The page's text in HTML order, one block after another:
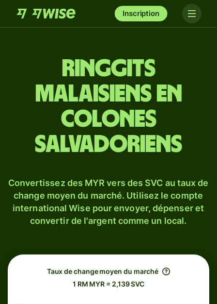
Inscription
Ringgits
malaisiens en
colones
salvadoriens
Convertissez des MYR vers des SVC au taux de
change moyen du marché. Utilisez le compte
international Wise pour envoyer, dépenser et
convertir de l'argent comme un local.
Taux de change moyen du marché
1 RM MYR = 2,139 SVC